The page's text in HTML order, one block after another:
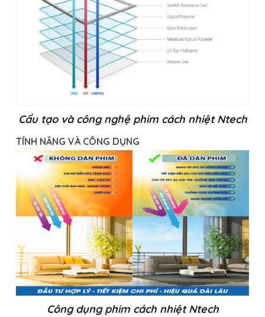
Cấu tạo và công nghệ phim cách nhiệt Ntech
TÍNH NĂNG VÀ CÔNG DỤNG
Công dụng phim cách nhiệt Ntech